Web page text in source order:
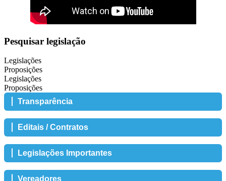
Pesquisar legislação
Legislações
Proposições
Legislações
Proposições
Transparência
Editais / Contratos
Legislações Importantes
Vereadores